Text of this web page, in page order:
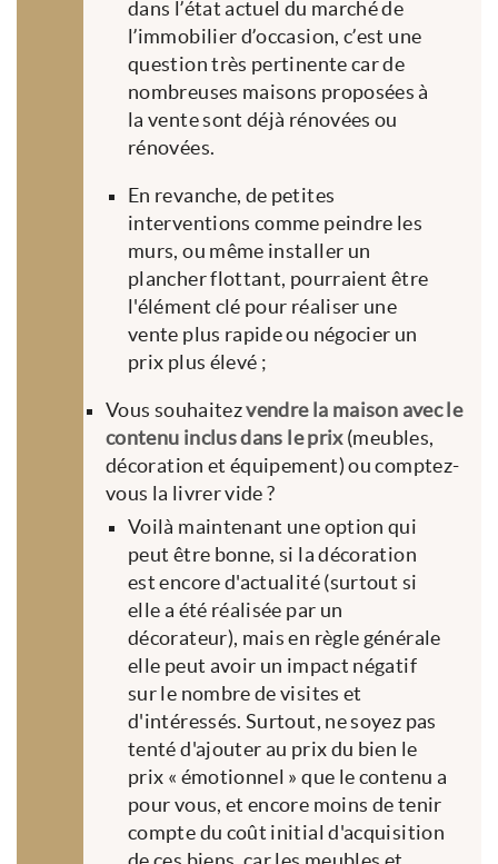
dans l’état actuel du marché de
l’immobilier d’occasion, c’est une
question très pertinente car de
nombreuses maisons proposées à
la vente sont déjà rénovées ou
rénovées.
En revanche, de petites
interventions comme peindre les
murs, ou même installer un
plancher flottant, pourraient être
l'élément clé pour réaliser une
vente plus rapide ou négocier un
prix plus élevé ;
Vous souhaitezvendre la maison avec le
contenu inclus dans le prix(meubles,
décoration et équipement) ou comptez-
vous la livrer vide ?
Voilà maintenant une option qui
peut être bonne, si la décoration
est encore d'actualité (surtout si
elle a été réalisée par un
décorateur), mais en règle générale
elle peut avoir un impact négatif
sur le nombre de visites et
d'intéressés. Surtout, ne soyez pas
tenté d'ajouter au prix du bien le
prix « émotionnel » que le contenu a
pour vous, et encore moins de tenir
compte du coût initial d'acquisition